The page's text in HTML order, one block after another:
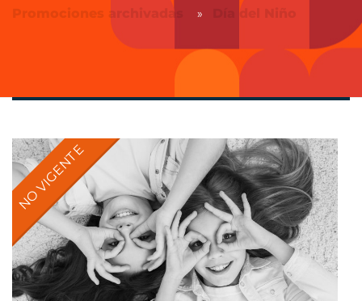
Promociones archivadas
Día del Niño